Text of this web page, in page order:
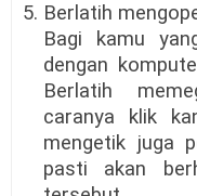
5. Berlatih
Bagi kamu
dengan
Berlatih
caranya klik
mengetik juga
pasti akan